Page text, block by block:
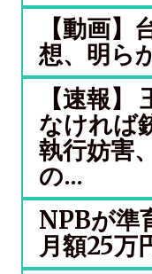
【動画】
想、明ら
【速報】
なければ
執行妨害
の...
NPBが準
月額25万